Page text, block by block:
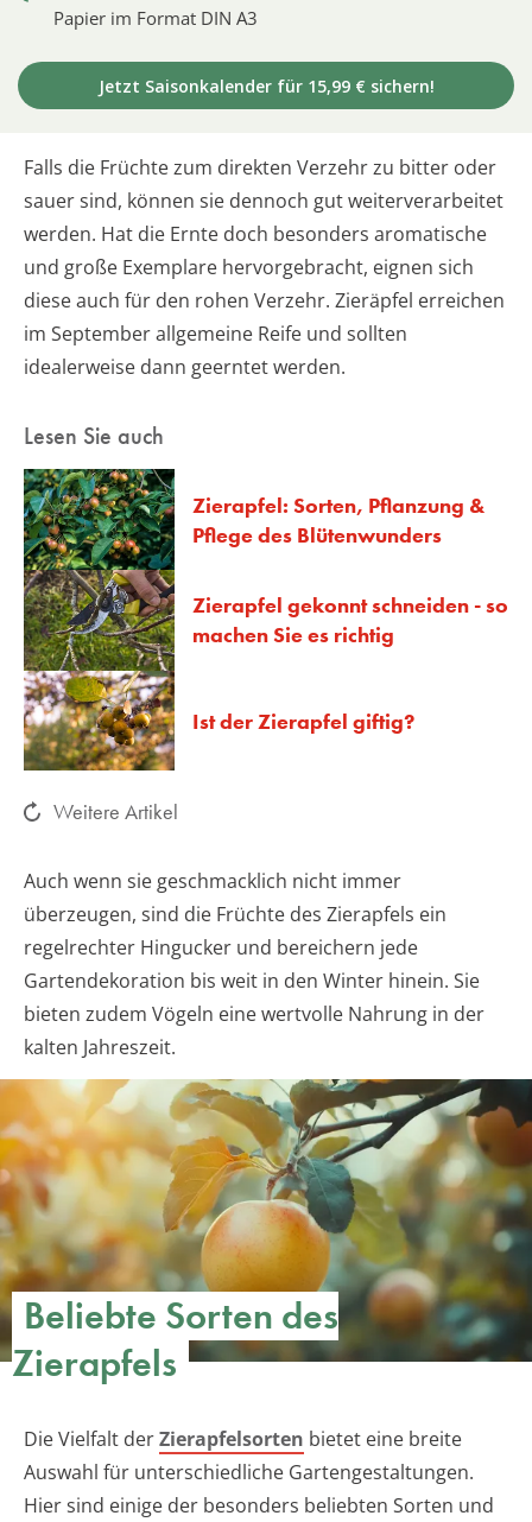
Papier im Format DIN A3
Jetzt Saisonkalender für 15,99 € sichern!
Falls die Früchte zum direkten Verzehr zu bitter oder
sauer sind, können sie dennoch gut weiterverarbeitet
werden. Hat die Ernte doch besonders aromatische
und große Exemplare hervorgebracht, eignen sich
diese auch für den rohen Verzehr. Zieräpfel erreichen
im September allgemeine Reife und sollten
idealerweise dann geerntet werden.
Lesen Sie auch
Zierapfel: Sorten, Pflanzung &
Pflege des Blütenwunders
Zierapfel gekonnt schneiden - so
machen Sie es richtig
Ist der Zierapfel giftig?
Weitere Artikel
Auch wenn sie geschmacklich nicht immer
überzeugen, sind die Früchte des Zierapfels ein
regelrechter Hingucker und bereichern jede
Gartendekoration bis weit in den Winter hinein. Sie
bieten zudem Vögeln eine wertvolle Nahrung in der
kalten Jahreszeit.
Beliebte Sorten des
Zierapfels
Die Vielfalt derZierapfelsorten bietet eine breite
Auswahl für unterschiedliche Gartengestaltungen.
Hier sind einige der besonders beliebten Sorten und